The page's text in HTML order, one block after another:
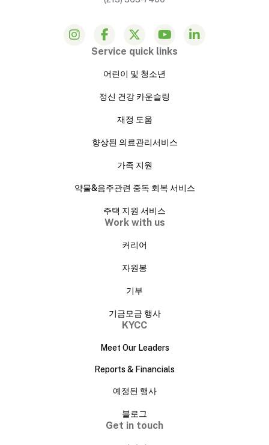
Service quick links
어린이 및 청소년
정신 건강 카운슬링
재정 도움
향상된 의료관리서비스
가족 지원
약물&음주관련 중독 회복 서비스
주택 지원 서비스
Work with us
커리어
자원봉
기부
기금모금 행사
KYCC
Meet Our Leaders
Reports & Financials
예정된 행사
블로그
Get in touch